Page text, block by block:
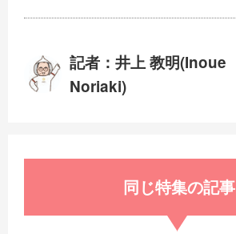
er e
b
o
記者：井上 教明(Inoue
Noriaki)
同じ特集の記事